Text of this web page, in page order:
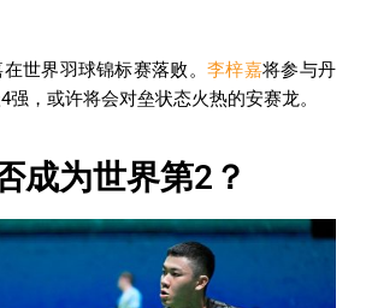
世界羽球锦标赛落败。李梓嘉将参与丹
强，或许将会对垒状态火热的安赛龙。
成为世界第2？